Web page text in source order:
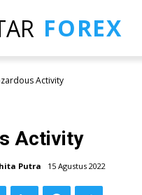
FOREX
Activity
Activity
Putra 15 Agustus 2022